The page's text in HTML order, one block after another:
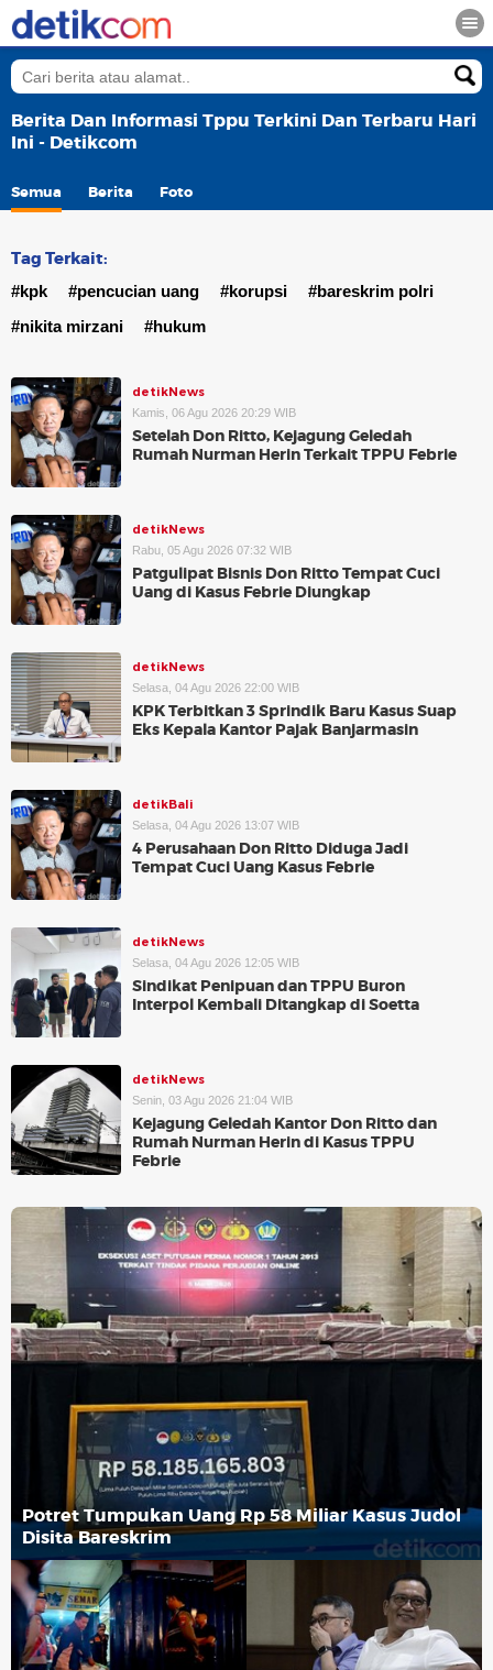
Berita Dan Informasi Tppu Terkini Dan Terbaru Hari
Ini - Detikcom
Semua Berita Foto
Tag Terkait:
#kpk #pencucian uang #korupsi
#bareskrim polri
#nikita mirzani
#hukum
detikNews
Kamis, 06 Agu 2026 20:29 WIB
Setelah Don Ritto, Kejagung Geledah
Rumah Nurman Herin Terkait TPPU Febrie
detikNews
Rabu, 05 Agu 2026 07:32 WIB
Patgulipat Bisnis Don Ritto Tempat Cuci
Uang di Kasus Febrie Diungkap
detikNews
Selasa, 04 Agu 2026 22:00 WIB
KPK Terbitkan 3 Sprindik Baru Kasus Suap
Eks Kepala Kantor Pajak Banjarmasin
detikBali
Selasa, 04 Agu 2026 13:07 WIB
4 Perusahaan Don Ritto Diduga Jadi
Tempat Cuci Uang Kasus Febrie
detikNews
Selasa, 04 Agu 2026 12:05 WIB
Sindikat Penipuan dan TPPU Buron
Interpol Kembali Ditangkap di Soetta
detikNews
Senin, 03 Agu 2026 21:04 WIB
Kejagung Geledah Kantor Don Ritto dan
Rumah Nurman Herin di Kasus TPPU
Febrie
Potret Tumpukan Uang Rp 58 Miliar Kasus Judol
Disita Bareskrim